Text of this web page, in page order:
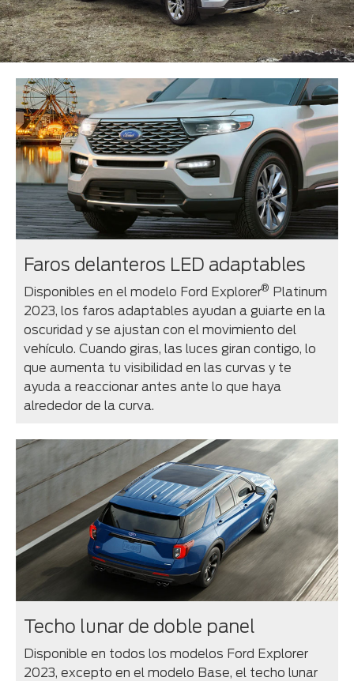
Faros delanteros LED adaptables
Disponibles en el modelo Ford Explorer® Platinum
2023, los faros adaptables ayudan a guiarte en la
oscuridad y se ajustan con el movimiento del
vehículo. Cuando giras, las luces giran contigo, lo
que aumenta tu visibilidad en las curvas y te
ayuda a reaccionar antes ante lo que haya
alrededor de la curva.
Techo lunar de doble panel
Disponible en todos los modelos Ford Explorer
2023, excepto en el modelo Base, el techo lunar